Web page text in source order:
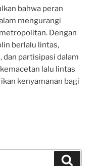
bahwa peran
mengurangi
Dengan
berlalu lintas,
partisipasi dalam
lalu lintas
kenyamanan bagi